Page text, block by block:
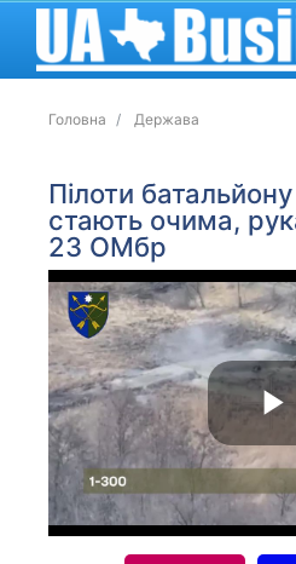
Головна Держава
Пілоти
стають очима,
23 ОМбр
l